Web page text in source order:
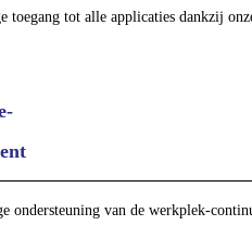
tot alle applicaties dankzij
ondersteuning van de werkplek-